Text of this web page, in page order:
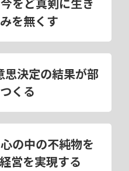
を無くす
決定の結果が部
くる
の中の不純物を
営を実現する